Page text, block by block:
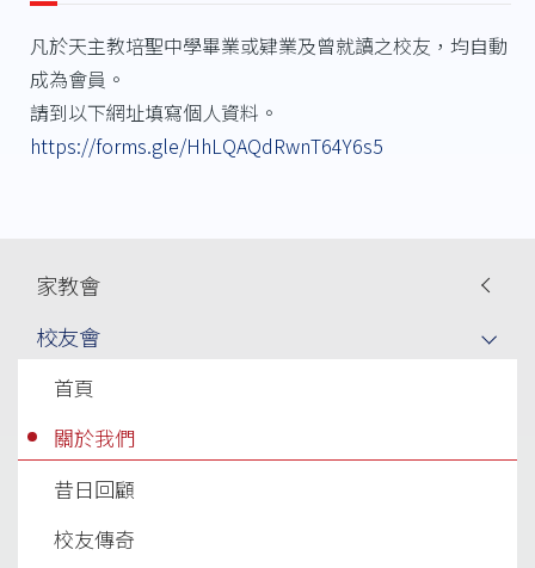
凡於天主教培聖中學畢業或肄業及曾就讀之校友，均自動
成為會員。
請到以下網址填寫個人資料。
https://forms.gle/HhLQAQdRwnT64Y6s5
navigation
家教會
校友會
首頁
關於我們
昔日回顧
校友傳奇